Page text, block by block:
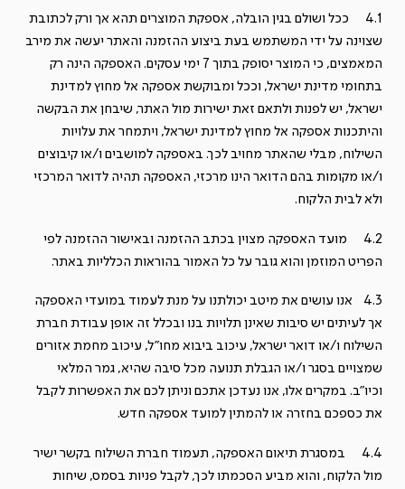
4.1 ככל ושולם בגין הובלה, אספקת המוצרים תהא אך ורק לכתובת
שצוינה על ידי המשתמש בעת ביצוע ההזמנה והאתר יעשה את מירב
המאמצים, כי המוצר יסופק בתוך 7 ימי עסקים. האספקה הינה רק
בתחומי מדינת ישראל, וככל ומבוקשת אספקה אל מחוץ למדינת
ישראל, יש לפנות ולתאם זאת ישירות מול האתר, שיבחן את הבקשה
והיתכנות אספקה אל מחוץ למדינת ישראל, ויתמחר את עלויות
השילוח, מבלי שהאתר מחויב לכך. באספקה למושבים ו/או קיבוצים
ו/או מקומות בהם הדואר הינו מרכזי, האספקה תהיה לדואר המרכזי
ולא לבית הלקוח.
4.2 מועד האספקה מצוין בכתב ההזמנה ובאישור ההזמנה לפי
הפריט המוזמן והוא גובר על כל האמור בהוראות הכלליות באתר.
4.3 אנו עושים את מיטב יכולתנו על מנת לעמוד במועדי האספקה
אך לעיתים יש סיבות שאינן תלויות בנו ובכלל זה אופן עבודת חברת
השילוח ו/או דואר ישראל, עיכוב ביבוא מחו"ל, עיכוב מחמת אזורים
שמצויים בסגר ו/או הגבלת תנועה מכל סיבה שהיא, גמר המלאי
וכיו"ב. במקרים אלו, אנו נעדכן אתכם וניתן לכם את האפשרות לקבל
את כספכם בחזרה או להמתין למועד אספקה חדש.
4.4 במסגרת תיאום האספקה, תעמוד חברת השילוח בקשר ישיר
מול הלקוח, והוא מביע הסכמתו לכך, לקבל פניות בסמס, שיחות